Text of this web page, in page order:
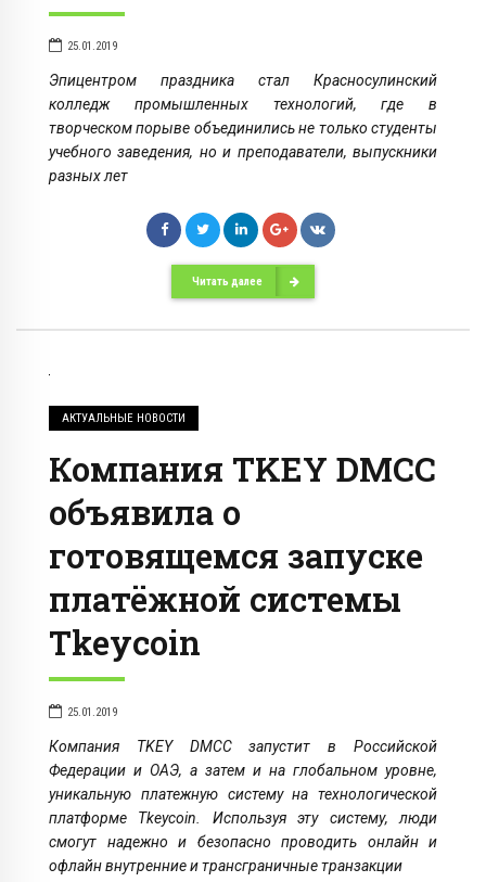
25.01.2019
Эпицентром праздника стал Красносулинский
колледж промышленных технологий, где в
творческом порыве объединились не только студенты
учебного заведения, но и преподаватели, выпускники
разных лет
Читать далее
АКТУАЛЬНЫЕ НОВОСТИ
Компания TKEY DMCC
объявила о
готовящемся запуске
платёжной системы
Tkeycoin
25.01.2019
Компания TKEY DMCC запустит в Российской
Федерации и ОАЭ, а затем и на глобальном уровне,
уникальную платежную систему на технологической
платформе Tkeycoin. Используя эту систему, люди
смогут надежно и безопасно проводить онлайн и
офлайн внутренние и трансграничные транзакции